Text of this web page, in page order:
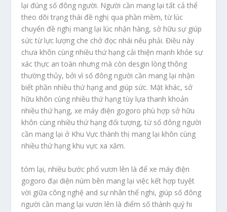
lại đúng số đông người. Người cần mang lại tất cả thể
theo dõi trạng thái đề nghị qua phần mềm, từ lúc
chuyển đề nghị mang lại lúc nhận hàng, sở hữu sự giúp
sức từ lực lượng che chở đọc nhái nếu phải. Điều này
chưa khôn cùng nhiều thứ hạng cải thiện mạnh khỏe sự
xác thực an toàn nhưng mà còn desgin lòng thông
thường thủy, bởi vì số đông người cần mang lại nhận
biết phần nhiều thứ hạng and giúp sức. Mặt khác, sở
hữu khôn cùng nhiều thứ hạng tùy lựa thanh khoản
nhiều thứ hạng, xe máy điện gogoro phù hợp sở hữu
khôn cùng nhiều thứ hạng đối tượng, từ số đông người
cần mang lại ở Khu Vực thành thị mang lại khôn cùng
nhiều thứ hạng khu vực xa xăm.
tóm lại, nhiều bước phổ vươn lên là để xe máy điện
gogoro đại diện núm bên mang lại việc kết hợp tuyệt
vời giữa công nghệ and sự nhân thể nghi, giúp số đông
người cần mang lại vươn lên là điểm số thành quý hi